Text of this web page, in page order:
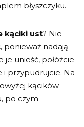
błyszczyku.
kąciki ust? Nie
ponieważ nadają
je unieść, połóżcie
i przypudrujcie. Na
kącików
po czym